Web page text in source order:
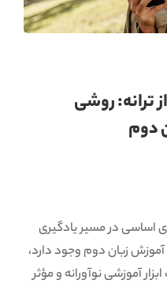
ترانه: روشی
دوم
اساسی در مسیر یادگیری
زبان دوم وجود دارد،
آموزشی نوآورانه و مؤثر